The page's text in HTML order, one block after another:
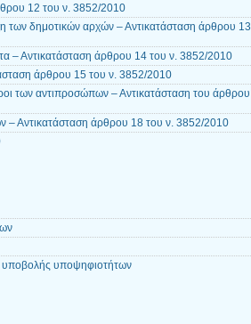
12 του ν. 3852/2010
των δημοτικών αρχών – Αντικατάσταση άρθρου 13
– Αντικατάσταση άρθρου 14 του ν. 3852/2010
άρθρου 15 του ν. 3852/2010
των αντιπροσώπων – Αντικατάσταση του άρθρου
– Αντικατάσταση άρθρου 18 του ν. 3852/2010
υποβολής υποψηφιοτήτων